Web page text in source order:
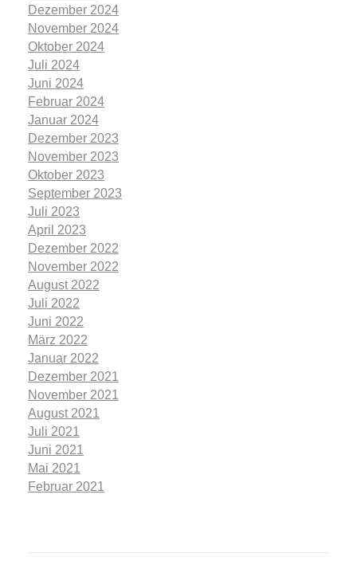
Dezember 2024
November 2024
Oktober 2024
Juli 2024
Juni 2024
Februar 2024
Januar 2024
Dezember 2023
November 2023
Oktober 2023
September 2023
Juli 2023
April 2023
Dezember 2022
November 2022
August 2022
Juli 2022
Juni 2022
März 2022
Januar 2022
Dezember 2021
November 2021
August 2021
Juli 2021
Juni 2021
Mai 2021
Februar 2021